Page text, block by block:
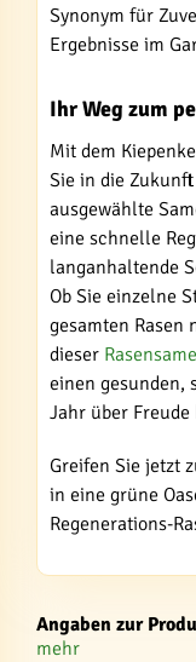
Synonym für
Ergebnisse im
Ihr Weg zum
Mit dem
Sie in die
ausgewählte
eine schnelle
langanhaltende
Ob Sie einzelne
gesamten Rasen
dieser
einen gesunden,
Jahr über Freude
Greifen Sie jetzt
in eine grüne
Regenerations-
Angaben zur
mehr